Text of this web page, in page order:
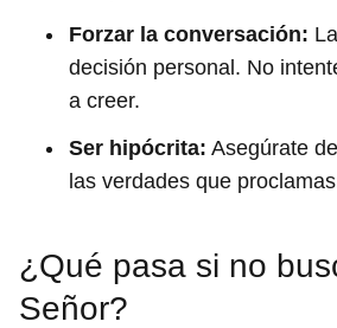
Forzar la conversación:
decisión personal. No
a creer.
Ser hipócrita: Asegúrate
las verdades que
¿Qué pasa si no
Señor?